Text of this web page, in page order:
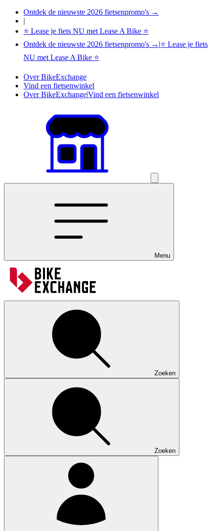
Ontdek de nieuwste 2026 fietsenpromo's →
|
⭐ Lease je fiets NU met Lease A Bike ⭐
Ontdek de nieuwste 2026 fietsenpromo's → |⭐ Lease je fiets
NU met Lease A Bike ⭐
Over BikeExchange
Vind een fietsenwinkel
Over BikeExchange|Vind een fietsenwinkel
Menu
Zoeken
Zoeken